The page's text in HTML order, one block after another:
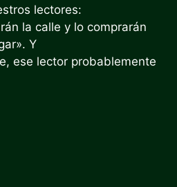
lectores:
la calle y lo comprarán
Y
ese lector probablemente